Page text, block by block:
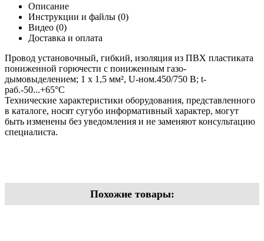
Описание
Инструкции и файлы (0)
Видео (0)
Доставка и оплата
Провод установочный, гибкий, изоляция из ПВХ пластиката
пониженной горючести с пониженным газо-
дымовыделением; 1 х 1,5 мм², U-ном.450/750 В; t-
раб.-50...+65°С
Технические характеристики оборудования, представленного
в каталоге, носят сугубо информативный характер, могут
быть изменены без уведомления и не заменяют консультацию
специалиста.
Похожие товары: